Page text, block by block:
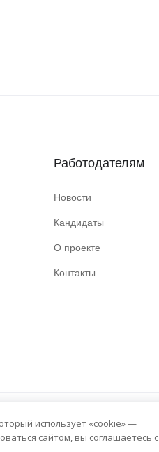
Работодателям
Новости
Кандидаты
О проекте
Контакты
использует «cookie» —
сайтом, вы соглашаетесь с